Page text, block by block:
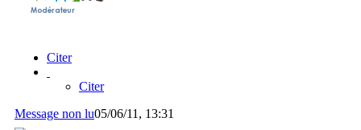
Citer
Citer
Message non lu05/06/11, 13:31